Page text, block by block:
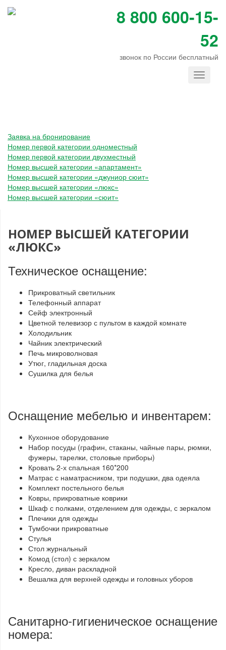
8 800 600-15-
52
звонок по России бесплатный
Открыть
Заявка на бронирование
Номер первой категории одноместный
Номер первой категории двухместный
Номер высшей категории «апартамент»
Номер высшей категории «джуниор сюит»
Номер высшей категории «люкс»
Номер высшей категории «сюит»
НОМЕР ВЫСШЕЙ КАТЕГОРИИ
«ЛЮКС»
Техническое оснащение:
Прикроватный светильник
Телефонный аппарат
Сейф электронный
Цветной телевизор с пультом в каждой комнате
Холодильник
Чайник электрический
Печь микроволновая
Утюг, гладильная доска
Сушилка для белья
Оснащение мебелью и инвентарем:
Кухонное оборудование
Набор посуды (графин, стаканы, чайные пары, рюмки,
фужеры, тарелки, столовые приборы)
Кровать 2-х спальная 160*200
Матрас с наматрасником, три подушки, два одеяла
Комплект постельного белья
Ковры, прикроватные коврики
Шкаф с полками, отделением для одежды, с зеркалом
Плечики для одежды
Тумбочки прикроватные
Стулья
Стол журнальный
Комод (стол) с зеркалом
Кресло, диван раскладной
Вешалка для верхней одежды и головных уборов
Санитарно-гигиеническое оснащение
номера: